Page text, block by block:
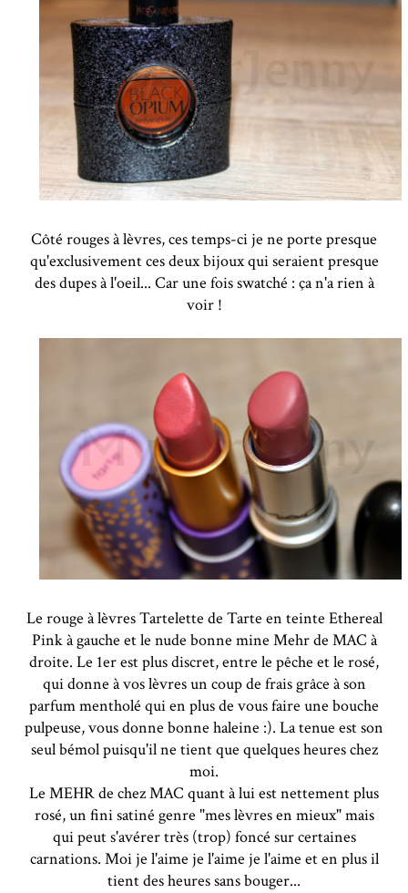
Côté rouges à lèvres, ces temps-ci je ne porte presque
qu'exclusivement ces deux bijoux qui seraient presque
des dupes à l'oeil... Car une fois swatché : ça n'a rien à
voir !
Le rouge à lèvres Tartelette de Tarte en teinte Ethereal
Pink à gauche et le nude bonne mine Mehr de MAC à
droite. Le 1er est plus discret, entre le pêche et le rosé,
qui donne à vos lèvres un coup de frais grâce à son
parfum mentholé qui en plus de vous faire une bouche
pulpeuse, vous donne bonne haleine :). La tenue est son
seul bémol puisqu'il ne tient que quelques heures chez
moi.
Le MEHR de chez MAC quant à lui est nettement plus
rosé, un fini satiné genre "mes lèvres en mieux" mais
qui peut s'avérer très (trop) foncé sur certaines
carnations. Moi je l'aime je l'aime je l'aime et en plus il
tient des heures sans bouger...